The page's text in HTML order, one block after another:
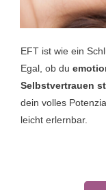
EFT ist wie ein
Egal, ob du
Selbstvertrauen
dein volles
leicht erlernbar.